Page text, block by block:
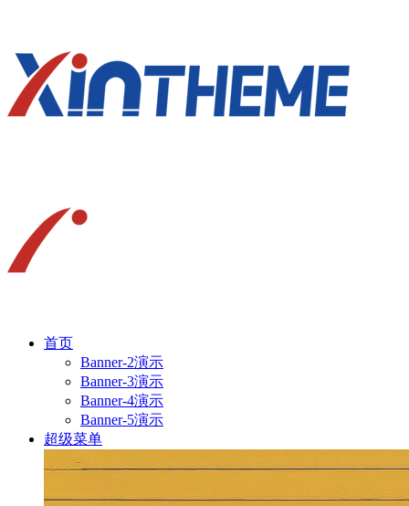
首页
Banner-2演示
Banner-3演示
Banner-4演示
Banner-5演示
超级菜单